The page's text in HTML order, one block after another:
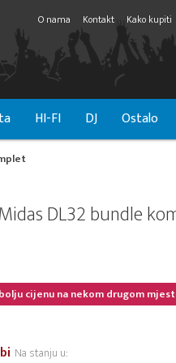
O nama Kontakt Kako kupiti
HI-FI DJ Ostalo
DL32 bundle
cijenu na nekom drugom
Na stanju u: